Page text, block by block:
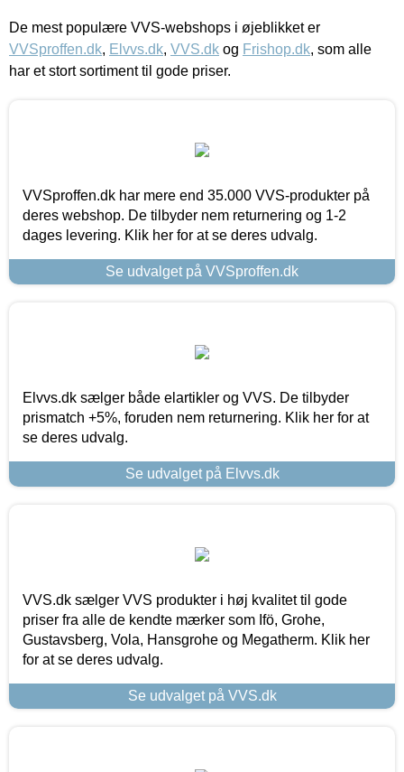
De mest populære VVS-webshops i øjeblikket er
VVSproffen.dk, Elvvs.dk, VVS.dk og Frishop.dk, som alle
har et stort sortiment til gode priser.
VVSproffen.dk har mere end 35.000 VVS-produkter på
deres webshop. De tilbyder nem returnering og 1-2
dages levering. Klik her for at se deres udvalg.
Se udvalget på VVSproffen.dk
Elvvs.dk sælger både elartikler og VVS. De tilbyder
prismatch +5%, foruden nem returnering. Klik her for at
se deres udvalg.
Se udvalget på Elvvs.dk
VVS.dk sælger VVS produkter i høj kvalitet til gode
priser fra alle de kendte mærker som Ifö, Grohe,
Gustavsberg, Vola, Hansgrohe og Megatherm. Klik her
for at se deres udvalg.
Se udvalget på VVS.dk